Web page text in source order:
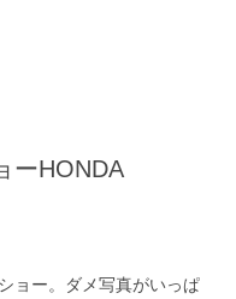
ーHONDA
ョー。ダメ写真がいっぱ